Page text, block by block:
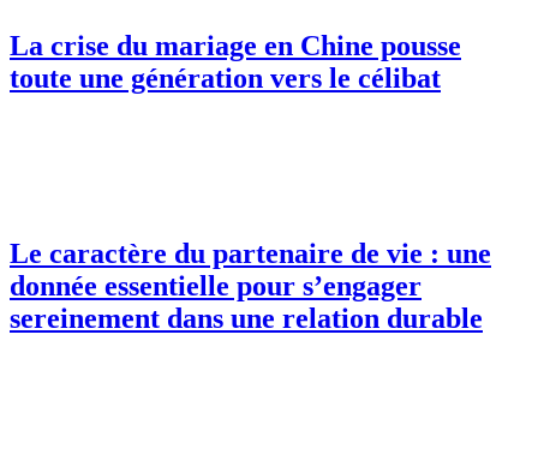
La crise du mariage en Chine pousse
toute une génération vers le célibat
Le caractère du partenaire de vie : une
donnée essentielle pour s’engager
sereinement dans une relation durable